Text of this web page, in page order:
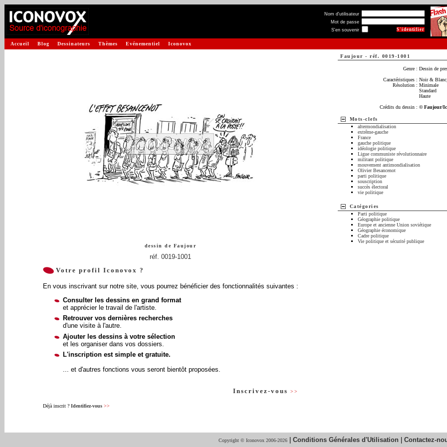
Nom d'utilisateur
Mot de passe
S'en souvenir
Accueil Blog Dessinateurs Thèmes Evénementiel Iconovox
dessin de Faujour
réf. 0019-1001
Votre profil Iconovox ?
En vous inscrivant sur notre site, vous pourrez bénéficier des fonctionnalités suivantes :
Consulter les dessins en grand format
et apprécier le travail de l'artiste.
Retrouver vos dernières recherches
d'une visite à l'autre.
Ajouter les dessins à votre sélection
et les organiser dans vos dossiers.
L'inscription est simple et gratuite.
... et d'autres fonctions vous seront bientôt proposées.
Inscrivez-vous >>
Déjà inscrit ? Identifiez-vous >>
Faujour - réf. 0019-1001
Genre : Dessin de
Caractéristiques : Noir &
Résolution : Minimale
Standard
Haute
Crédits du dessin : © Faujour/
Mots-clefs
altermondialisation
extrême-gauche
France
gauche politique
idéologie politique
Ligue communiste révolutionnaire
militant politique
mouvement antimondialisation
Olivier Besancenot
parti politique
souscription
succès électoral
vie politique
Catégories
Parti politique
Géographie politique
Europe et ancienne Union soviétique
Géographie économique
Cadre politique
Vie politique et sécurité publique
Copyright © Iconovox 2006-2026 | Conditions Générales d'Utilisation | Contactez-